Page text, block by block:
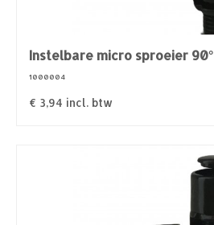
Instelbare micro sproeier 90°
1000004
€ 3,94 incl. btw